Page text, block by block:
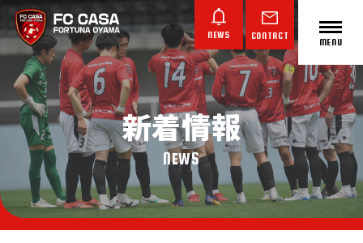
NEWS CONTACT
ABOUT FC CASA
クラブ概要
MENU
新着情報
NEWS